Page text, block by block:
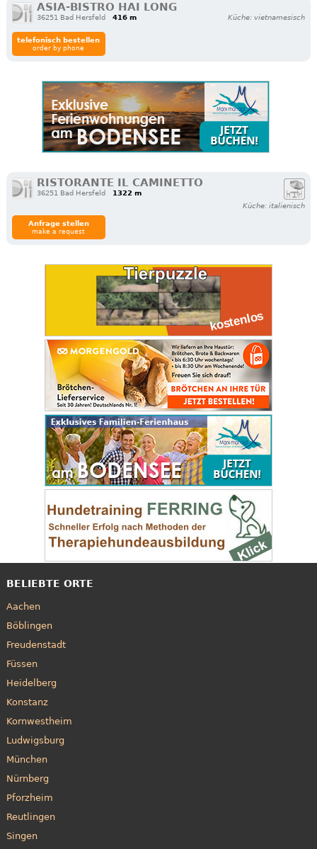
ASIA-BISTRO HAI LONG
36251 Bad Hersfeld 416 m Küche: vietnamesisch
telefonisch bestellen
order by phone
RISTORANTE IL CAMINETTO
36251 Bad Hersfeld
1322 m
Küche: italienisch
Anfrage stellen
make a request
BELIEBTE ORTE
Aachen
Böblingen
Freudenstadt
Füssen
Heidelberg
Konstanz
Kornwestheim
Ludwigsburg
München
Nürnberg
Pforzheim
Reutlingen
Singen